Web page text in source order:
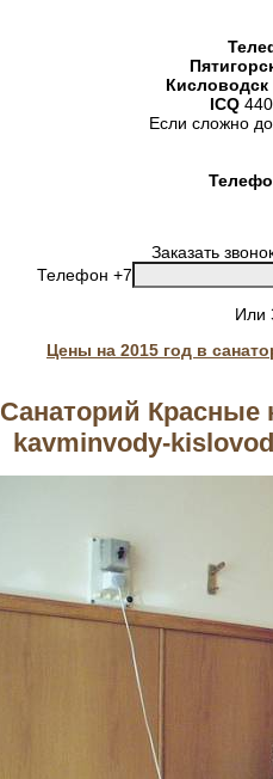
Кисловодск
ICQ
Если сложно
Заказать
Телефон +7
Цены на 2015 год в
Санаторий Красные
kavminvody-